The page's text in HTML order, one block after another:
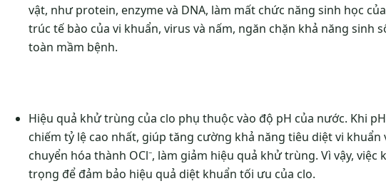
vật, như protein, enzyme và DNA, làm mất chức năng sinh học
trúc tế bào của vi khuẩn, virus và nấm, ngăn chặn khả năng sinh
toàn mầm bệnh.
Hiệu quả khử trùng của clo phụ thuộc vào độ pH của nước. Khi
chiếm tỷ lệ cao nhất, giúp tăng cường khả năng tiêu diệt vi khuẩn
chuyển hóa thành OCl⁻, làm giảm hiệu quả khử trùng. Vì vậy,
trọng để đảm bảo hiệu quả diệt khuẩn tối ưu của clo.